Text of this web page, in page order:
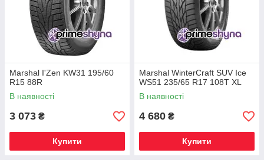
Marshal I'Zen KW31 195/60
R15 88R
В наявності
3 073 ₴
Купити
Marshal WinterCraft SUV Ice
WS51 235/65 R17 108T XL
В наявності
4 680 ₴
Купити